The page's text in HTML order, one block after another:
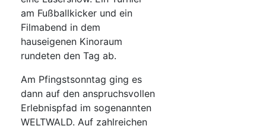
am Fußballkicker und ein
Filmabend in dem
hauseigenen Kinoraum
rundeten den Tag ab.
Am Pfingstsonntag ging es
dann auf den anspruchsvollen
Erlebnispfad im sogenannten
WELTWALD. Auf zahlreichen